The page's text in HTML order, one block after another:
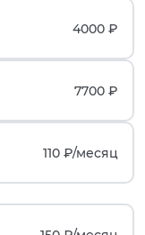
4000 ₽
7700 ₽
110 ₽/месяц